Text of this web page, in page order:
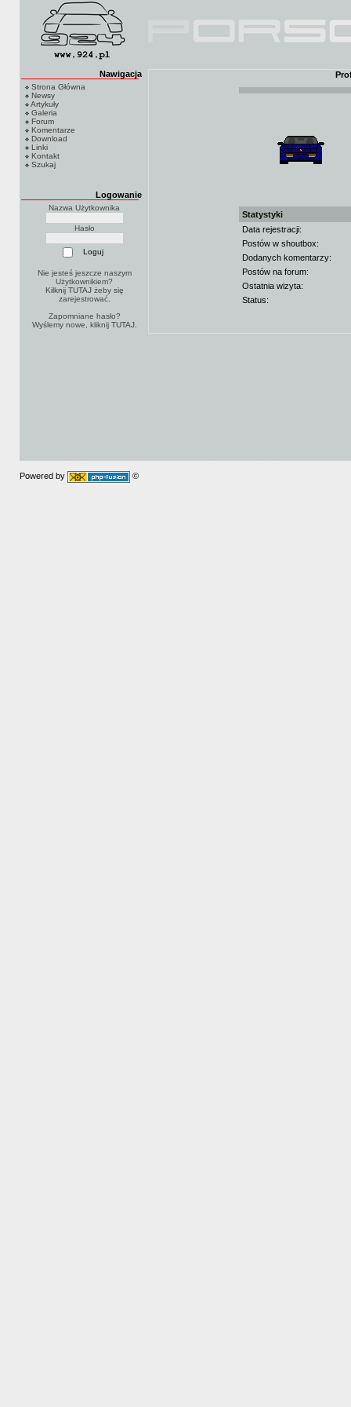
Nawigacja
Strona Główna
Newsy
Artykuły
Galeria
Forum
Komentarze
Download
Linki
Kontakt
Szukaj
Logowanie
Nazwa Użytkownika
Hasło
Nie jesteś jeszcze naszym
Użytkownikiem?
Kilknij TUTAJżeby się
zarejestrować.
Zapomniane hasło?
Wyślemy nowe, kliknij TUTAJ.
Statystyki
Data rejestracji:
Postów w shoutbox:
Dodanych komentarzy:
Postów na forum:
Ostatnia wizyta:
Status:
Powered by ©